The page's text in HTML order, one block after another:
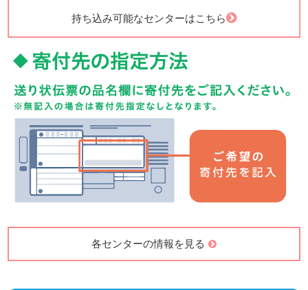
持ち込み可能なセンターはこちら
各センターの情報を見る